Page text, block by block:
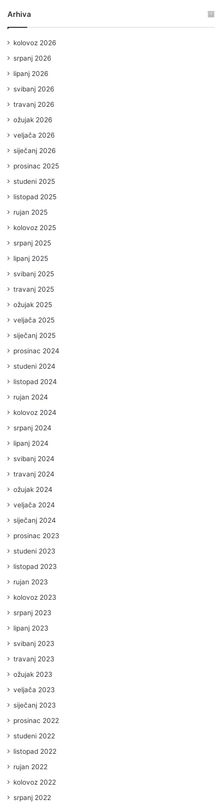
Arhiva
kolovoz 2026
srpanj 2026
lipanj 2026
svibanj 2026
travanj 2026
ožujak 2026
veljača 2026
siječanj 2026
prosinac 2025
studeni 2025
listopad 2025
rujan 2025
kolovoz 2025
srpanj 2025
lipanj 2025
svibanj 2025
travanj 2025
ožujak 2025
veljača 2025
siječanj 2025
prosinac 2024
studeni 2024
listopad 2024
rujan 2024
kolovoz 2024
srpanj 2024
lipanj 2024
svibanj 2024
travanj 2024
ožujak 2024
veljača 2024
siječanj 2024
prosinac 2023
studeni 2023
listopad 2023
rujan 2023
kolovoz 2023
srpanj 2023
lipanj 2023
svibanj 2023
travanj 2023
ožujak 2023
veljača 2023
siječanj 2023
prosinac 2022
studeni 2022
listopad 2022
rujan 2022
kolovoz 2022
srpanj 2022